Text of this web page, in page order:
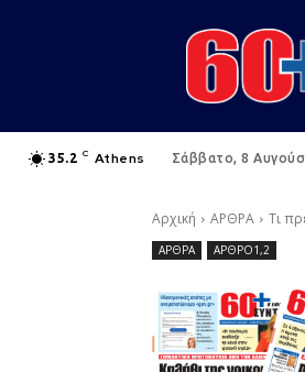
35.2 C Athens Σάββατο, 8
Αρχική ΑΡΘΡΑ Τι
ΑΡΘΡΑ ΑΡΘΡΟ1,2